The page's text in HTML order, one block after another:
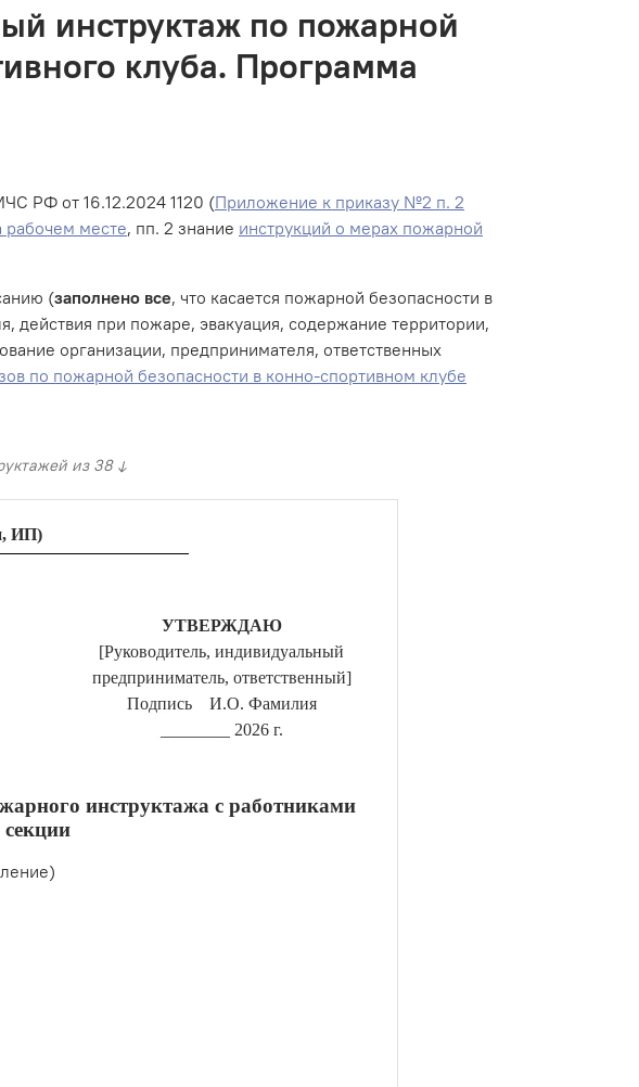
инструктаж по пожарной
клуба. Программа
РФ от 16.12.2024 1120 (Приложение к приказу №2 п. 2
рабочем месте, пп. 2 знание инструкций о мерах пожарной
(заполнено все, что касается пожарной безопасности в
действия при пожаре, эвакуация, содержание территории,
организации, предпринимателя, ответственных
по пожарной безопасности в конно-спортивном клубе
из 38 ↓
ИП)
УТВЕРЖДАЮ
[Руководитель, индивидуальный
предприниматель, ответственный]
Подпись И.О. Фамилия
________ 2026г.
инструктажа с работниками